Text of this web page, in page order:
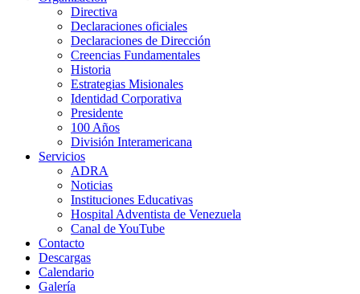
Directiva
Declaraciones oficiales
Declaraciones de Dirección
Creencias Fundamentales
Historia
Estrategias Misionales
Identidad Corporativa
Presidente
100 Años
División Interamericana
Servicios
ADRA
Noticias
Instituciones Educativas
Hospital Adventista de Venezuela
Canal de YouTube
Contacto
Descargas
Calendario
Galería